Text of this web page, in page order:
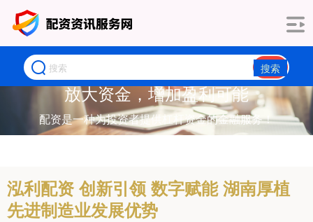
搜索
放大资金，增加盈利可能
配资是一种为投资者提供杠杆资金的金融服务！
泓利配资 创新引领 数字赋能 湖南厚植
先进制造业发展优势